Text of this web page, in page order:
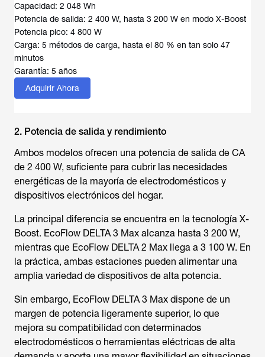
Capacidad: 2 048 Wh
Potencia de salida: 2 400 W, hasta 3 200 W en modo X-Boost
Potencia pico: 4 800 W
Carga: 5 métodos de carga, hasta el 80 % en tan solo 47
minutos
Garantía: 5 años
Adquirir Ahora
2. Potencia de salida y rendimiento
Ambos modelos ofrecen una potencia de salida de CA
de 2 400 W, suficiente para cubrir las necesidades
energéticas de la mayoría de electrodomésticos y
dispositivos electrónicos del hogar.
La principal diferencia se encuentra en la tecnología X-
Boost. EcoFlow DELTA 3 Max alcanza hasta 3 200 W,
mientras que EcoFlow DELTA 2 Max llega a 3 100 W. En
la práctica, ambas estaciones pueden alimentar una
amplia variedad de dispositivos de alta potencia.
Sin embargo, EcoFlow DELTA 3 Max dispone de un
margen de potencia ligeramente superior, lo que
mejora su compatibilidad con determinados
electrodomésticos o herramientas eléctricas de alta